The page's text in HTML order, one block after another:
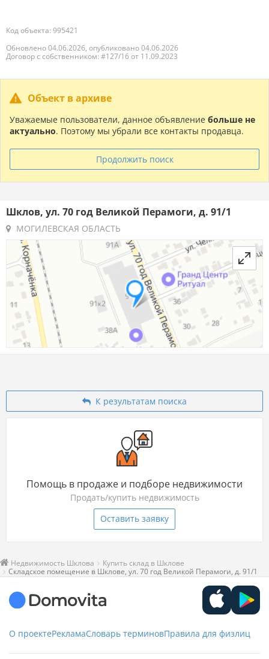
Код объекта: 995421
Обновлено 04.06.2026, опубликовано 04.06.2026
Договор с собственником: #127/16 от 11.09.2023
Объект в архиве
Уважаемые пользователи, данное объявление больше не
актуально. Поэтому мы убрали все контакты продавца.
Продолжить поиск
Шклов, ул. 70 год Великой Перамоги, д. 91/1
МОГИЛЕВСКАЯ ОБЛАСТЬ
К результатам поиска
Помощь в продаже и подборе недвижимости
Продать/купить недвижимость
Оставить заявку
Недвижимость Шклова
Купить склад в Шклове
Складское помещение в Шклове, ул. 70 год Великой Перамоги, д. 91/1
О проектеРекламаСловарь терминовПравила для физлиц